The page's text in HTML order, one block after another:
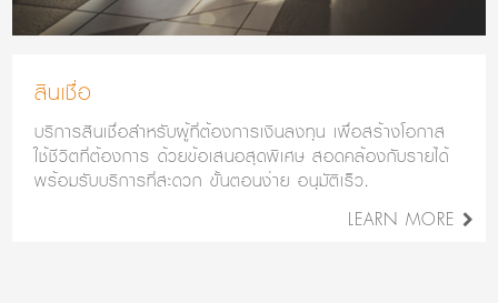
สินเชื่อ
บริการสินเชื่อสำหรับผู้ที่ต้องการเงินลงทุน เพื่อสร้างโอกาส
ใช้ชีวิตที่ต้องการ ด้วยข้อเสนอสุดพิเศษ สอดคล้องกับรายได้
พร้อมรับบริการที่สะดวก ขั้นตอนง่าย อนุมัติเร็ว.
LEARN MORE